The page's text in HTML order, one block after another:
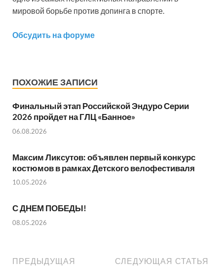
мировой борьбе против допинга в спорте.
Обсудить на форуме
ПОХОЖИЕ ЗАПИСИ
Финальный этап Российской Эндуро Серии
2026 пройдет на ГЛЦ «Банное»
06.08.2026
Максим Ликсутов: объявлен первый конкурс
костюмов в рамках Детского велофестиваля
10.05.2026
С ДНЕМ ПОБЕДЫ!
08.05.2026
ПРЕДЫДУЩАЯ
СЛЕДУЮЩАЯ СТАТЬЯ